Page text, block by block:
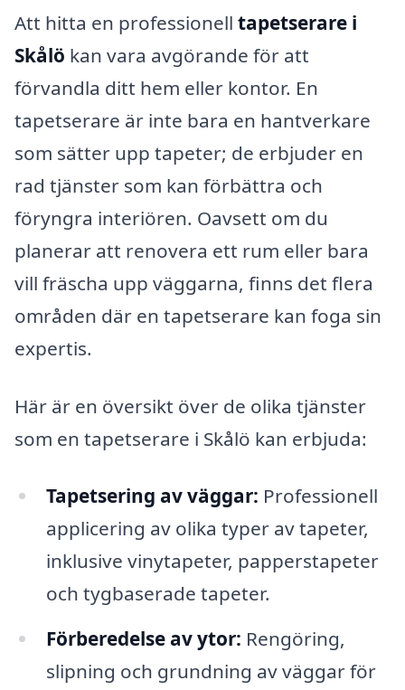
Att hitta en professionell tapetserare i
Skålö kan vara avgörande för att
förvandla ditt hem eller kontor. En
tapetserare är inte bara en hantverkare
som sätter upp tapeter; de erbjuder en
rad tjänster som kan förbättra och
föryngra interiören. Oavsett om du
planerar att renovera ett rum eller bara
vill fräscha upp väggarna, finns det flera
områden där en tapetserare kan foga sin
expertis.
Här är en översikt över de olika tjänster
som en tapetserare i Skålö kan erbjuda:
Tapetsering av väggar: Professionell
applicering av olika typer av tapeter,
inklusive vinytapeter, papperstapeter
och tygbaserade tapeter.
Förberedelse av ytor: Rengöring,
slipning och grundning av väggar för